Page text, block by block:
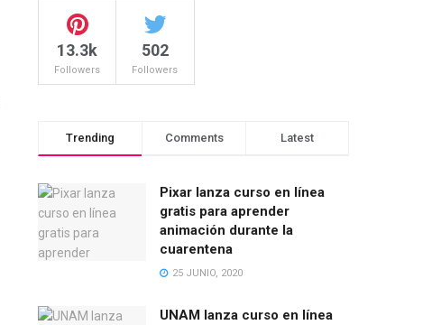
13.3k
Followers
502
Followers
Trending Comments Latest
Pixar lanza curso en línea
gratis para aprender
animación durante la
cuarentena
25 JUNIO, 2020
UNAM lanza curso en línea